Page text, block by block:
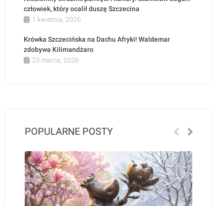
człowiek, który ocalił duszę Szczecina
1 kwietnia, 2026
Krówka Szczecińska na Dachu Afryki! Waldemar
zdobywa Kilimandżaro
23 marca, 2026
POPULARNE POSTY